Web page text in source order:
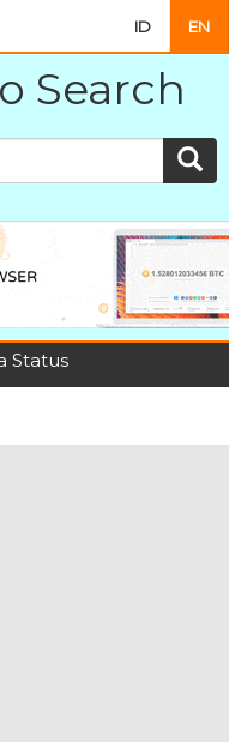
ID EN
Search
Status